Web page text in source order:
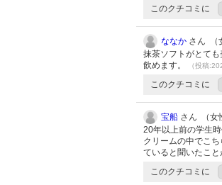
このクチコミに
ななか さん （
抹茶ソフトがとて
飲めます。
（投稿
このクチコミに
宝船 さん （女
20年以上前の学生
クリームの中でこ
ていると聞いたこと
このクチコミに